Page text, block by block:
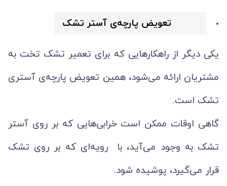
تعویض پارچه‌ی آستر تشک
یکی دیگر از راهکارهایی که برای تعمیر تشک تخت به
مشتریان ارائه می‌شود، همین تعویض پارچه‌ی آستری
تشک است.
گاهی اوقات ممکن است خرابی‌هایی که بر روی آستر
تشک به وجود می‌آید، با رویه‌‌ای که بر روی تشک
قرار می‌گیرد، پوشیده شود.